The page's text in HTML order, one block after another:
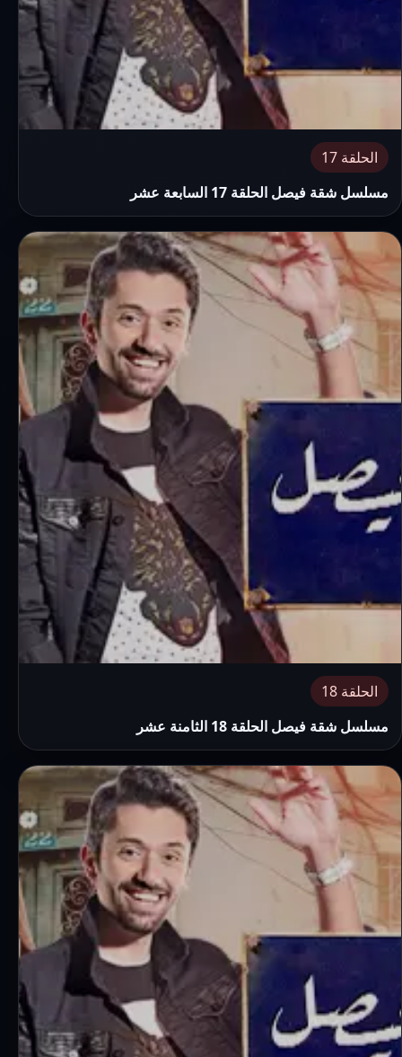
الحلقة 17
مسلسل شقة فيصل الحلقة 17 السابعة عشر
الحلقة 18
مسلسل شقة فيصل الحلقة 18 الثامنة عشر